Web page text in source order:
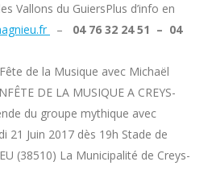
Vallons du GuiersPlus d’info en
– 04 76 32 24 51 – 04
Fête de la Musique avec Michaël
DE LA MUSIQUE A CREYS-
du groupe mythique avec
21 Juin 2017 dès 19h Stade de
(38510) La Municipalité de Creys-